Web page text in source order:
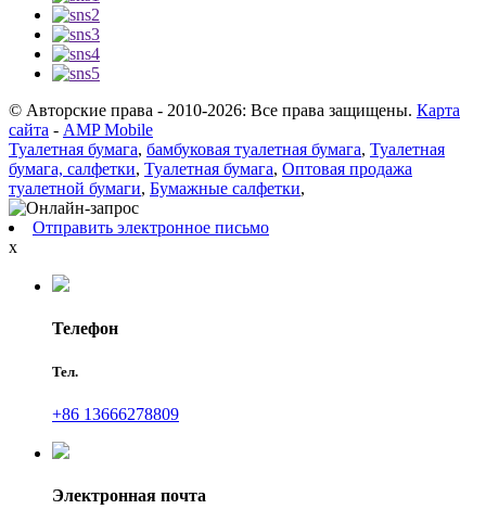
© Авторские права - 2010-2026: Все права защищены. Карта
сайта - AMP Mobile
Туалетная бумага, бамбуковая туалетная бумага, Туалетная
бумага, салфетки, Туалетная бумага, Оптовая продажа
туалетной бумаги, Бумажные салфетки,
Отправить электронное письмо
x
Телефон
Тел.
+86 13666278809
Электронная почта